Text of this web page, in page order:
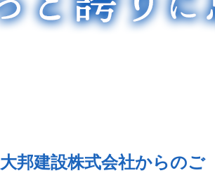
大邦建設株式会社からのご